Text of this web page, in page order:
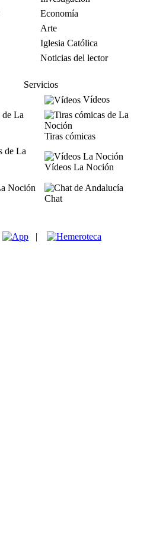
Economía
Arte
Iglesia Católica
Noticias del lector
Servicios
Vídeos
Tiras cómicas
Vídeos La Noción
Chat
|